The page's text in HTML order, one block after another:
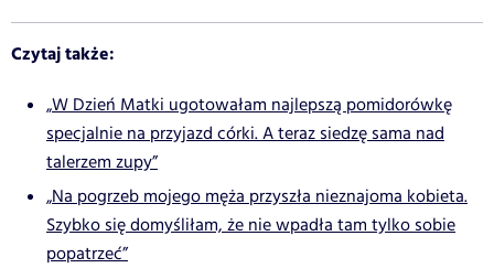
Czytaj także:
„W Dzień Matki ugotowałam najlepszą pomidorówkę
specjalnie na przyjazd córki. A teraz siedzę sama nad
talerzem zupy”
„Na pogrzeb mojego męża przyszła nieznajoma kobieta.
Szybko się domyśliłam, że nie wpadła tam tylko sobie
popatrzeć”